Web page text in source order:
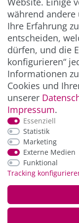
**
ZAHLUNG &
*Alle Preise inkl. der
und Versandkosten
während andere
Ihre Erfahrung
entscheiden,
dürfen, und die
konfigurieren“
Informationen
Cookies und
unserer
Impressum.
Essenziell
Statistik
Marketing
Externe Medien
Funktional
Tracking
© Copyright